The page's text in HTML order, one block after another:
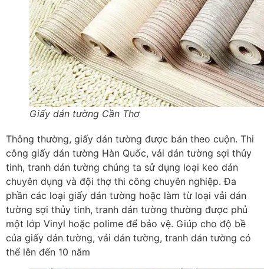
Giấy dán tường Cần Thơ
Thông thường, giấy dán tường được bán theo cuộn. Thi
công giấy dán tường Hàn Quốc, vải dán tường sợi thủy
tinh, tranh dán tường chúng ta sử dụng loại keo dán
chuyên dụng và đội thợ thi công chuyên nghiệp. Đa
phần các loại giấy dán tường hoặc làm từ loại vải dán
tường sợi thủy tinh, tranh dán tường thường được phủ
một lớp Vinyl hoặc polime để bảo vệ. Giúp cho độ bề
của giấy dán tường, vải dán tường, tranh dán tường có
thể lên đến 10 năm